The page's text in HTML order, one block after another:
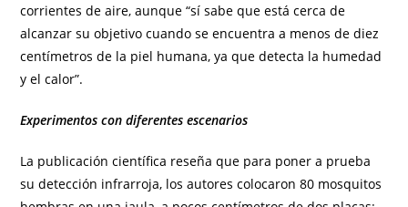
corrientes de aire, aunque “sí sabe que está cerca de
alcanzar su objetivo cuando se encuentra a menos de diez
centímetros de la piel humana, ya que detecta la humedad
y el calor”.
Experimentos con diferentes escenarios
La publicación científica reseña que para poner a prueba
su detección infrarroja, los autores colocaron 80 mosquitos